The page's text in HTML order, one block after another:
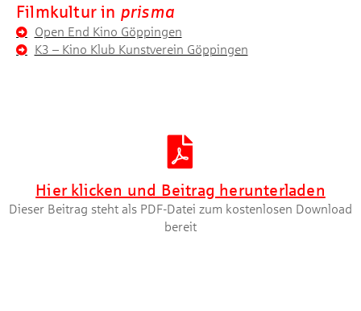
Filmkultur in prisma
Open End Kino Göppingen
K3 – Kino Klub Kunstverein Göppingen
Hier klicken und Beitrag herunterladen
Dieser Beitrag steht als PDF-Datei zum kostenlosen Download
bereit